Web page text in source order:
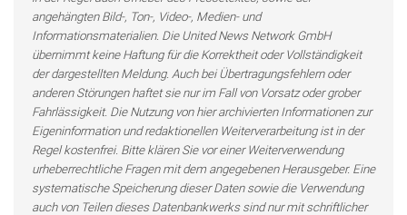
angehängten Bild-, Ton-, Video-, Medien- und
Informationsmaterialien. Die United News Network GmbH
übernimmt keine Haftung für die Korrektheit oder Vollständigkeit
der dargestellten Meldung. Auch bei Übertragungsfehlern oder
anderen Störungen haftet sie nur im Fall von Vorsatz oder grober
Fahrlässigkeit. Die Nutzung von hier archivierten Informationen zur
Eigeninformation und redaktionellen Weiterverarbeitung ist in der
Regel kostenfrei. Bitte klären Sie vor einer Weiterverwendung
urheberrechtliche Fragen mit dem angegebenen Herausgeber. Eine
systematische Speicherung dieser Daten sowie die Verwendung
auch von Teilen dieses Datenbankwerks sind nur mit schriftlicher